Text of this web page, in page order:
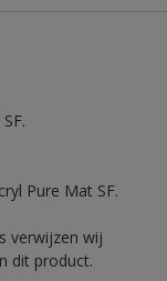
Pure Mat SF.
verwijzen wij
dit product.